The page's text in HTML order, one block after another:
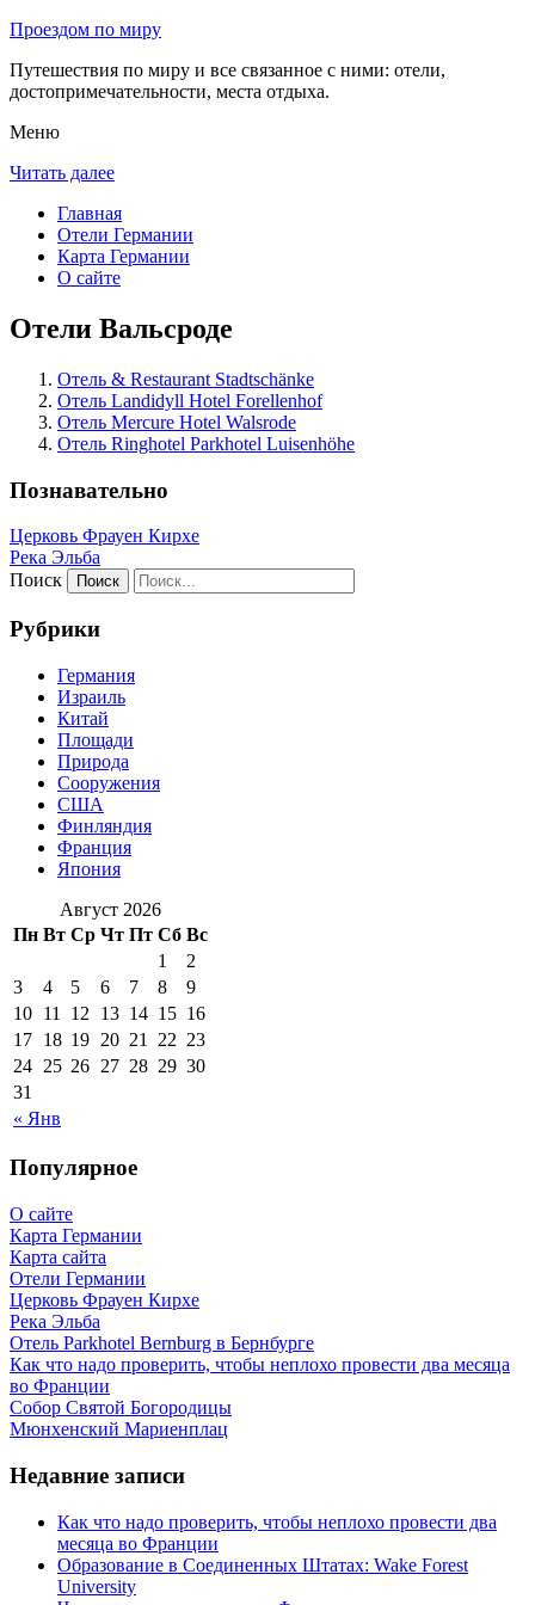
Проездом по миру
Путешествия по миру и все связанное с ними: отели,
достопримечательности, места отдыха.
Меню
Читать далее
Главная
Отели Германии
Карта Германии
О сайте
Отели Вальсроде
Отель & Restaurant Stadtschänke
Отель Landidyll Hotel Forellenhof
Отель Mercure Hotel Walsrode
Отель Ringhotel Parkhotel Luisenhöhe
Познавательно
Церковь Фрауен Кирхе
Река Эльба
Поиск
Рубрики
Германия
Израиль
Китай
Площади
Природа
Сооружения
США
Финляндия
Франция
Япония
Август 2026
Пн Вт Ср Чт Пт Сб Вс
« Янв
1
2
3
4 5 6 7 8
9
10 11 12 13 14 15 16
17 18 19 20 21 22 23
24 25 26 27 28 29 30
31
Популярное
О сайте
Карта Германии
Карта сайта
Отели Германии
Церковь Фрауен Кирхе
Река Эльба
Отель Parkhotel Bernburg в Бернбурге
Как что надо проверить, чтобы неплохо провести два месяца
во Франции
Собор Святой Богородицы
Мюнхенский Мариенплац
Недавние записи
Как что надо проверить, чтобы неплохо провести два
месяца во Франции
Образование в Соединенных Штатах: Wake Forest
University